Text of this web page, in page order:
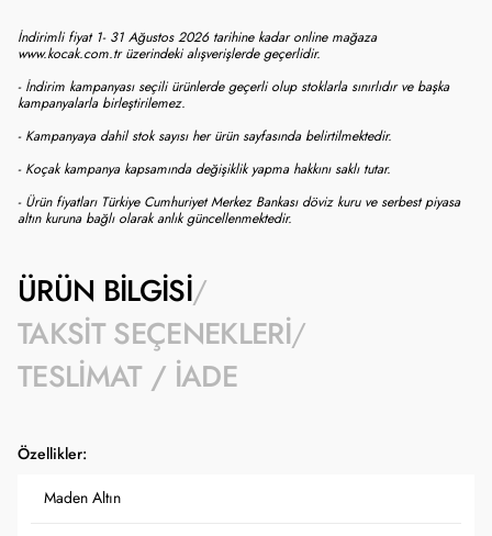
İndirimli fiyat 1- 31 Ağustos 2026 tarihine kadar online mağaza
www.kocak.com.tr üzerindeki alışverişlerde geçerlidir.
- İndirim kampanyası seçili ürünlerde geçerli olup stoklarla sınırlıdır ve başka
kampanyalarla birleştirilemez.
- Kampanyaya dahil stok sayısı her ürün sayfasında belirtilmektedir.
- Koçak kampanya kapsamında değişiklik yapma hakkını saklı tutar.
- Ürün fiyatları Türkiye Cumhuriyet Merkez Bankası döviz kuru ve serbest piyasa
altın kuruna bağlı olarak anlık güncellenmektedir.
ÜRÜN BILGISI
TAKSIT SEÇENEKLERI
TESLIMAT / İADE
Özellikler:
Maden Altın